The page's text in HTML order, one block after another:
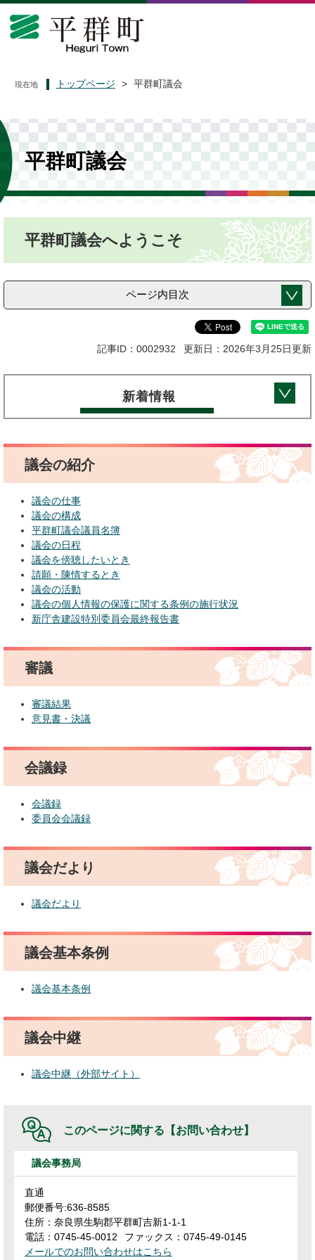
ペ
。
メ
て
本
現在地 トップページ > 平群町議会
平群町議会
平群町議会へようこそ
ページ内目次
記事ID：0002932 更新日：2026年3月25日更新
新着情報
議会の紹介
議会の仕事
議会の構成
平群町議会議員名簿
議会の日程
議会を傍聴したいとき
請願・陳情するとき
議会の活動
議会の個人情報の保護に関する条例の施行状況
新庁舎建設特別委員会最終報告書
審議
審議結果
意見書・決議
会議録
会議録
委員会会議録
議会だより
議会だより
議会基本条例
議会基本条例
議会中継
議会中継（外部サイト）
このページに関する 【お問い合わせ】
議会事務局
直通
郵便番号:636-8585
住所：奈良県生駒郡平群町吉新1-1-1
電話：0745-45-0012
ファックス：0745-49-0145
メールでのお問い合わせはこちら